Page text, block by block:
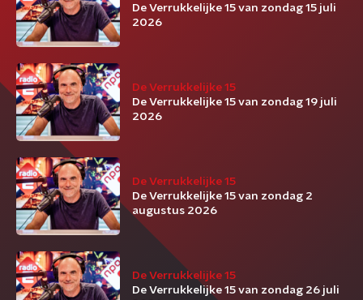
De Verrukkelijke 15 van zondag 15 juli
2026
De Verrukkelijke 15
De Verrukkelijke 15 van zondag 19 juli
2026
De Verrukkelijke 15
De Verrukkelijke 15 van zondag 2
augustus 2026
De Verrukkelijke 15
De Verrukkelijke 15 van zondag 26 juli